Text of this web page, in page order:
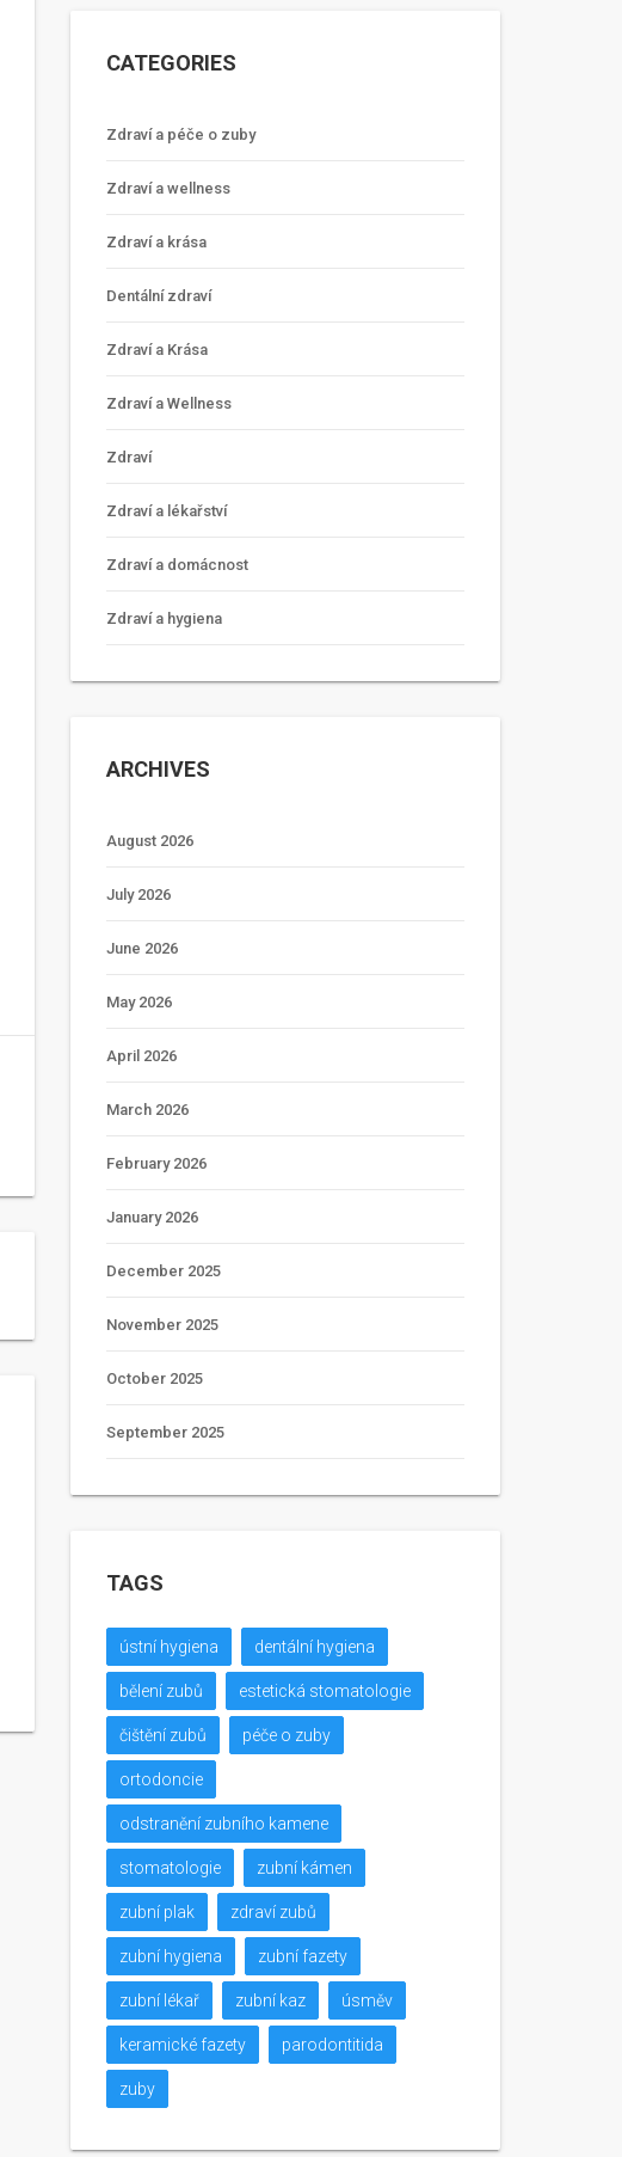
CATEGORIES
Zdraví a péče o zuby
Zdraví a wellness
Zdraví a krása
Dentální zdraví
Zdraví a Krása
Zdraví a Wellness
Zdraví
Zdraví a lékařství
Zdraví a domácnost
Zdraví a hygiena
ARCHIVES
August 2026
July 2026
June 2026
May 2026
April 2026
March 2026
February 2026
January 2026
December 2025
November 2025
October 2025
September 2025
TAGS
ústní hygiena dentální hygiena
bělení zubů estetická stomatologie
čištění zubů péče o zuby
ortodoncie
odstranění zubního kamene
stomatologie zubní kámen
zubní plak zdraví zubů
zubní hygiena zubní fazety
zubní lékař zubní kaz úsměv
keramické fazety parodontitida
zuby